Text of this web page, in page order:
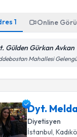
1 Online
Gülden Gürkan Avkan
Mahallesi
Dyt.
Diyetisyen
İstanbul,